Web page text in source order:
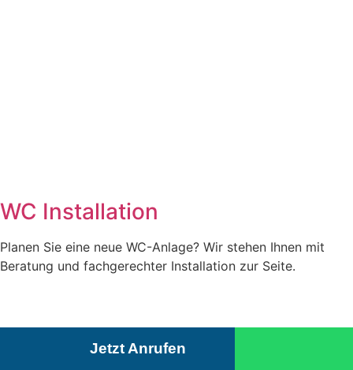
WC Installation
Planen Sie eine neue WC-Anlage? Wir stehen Ihnen mit
Beratung und fachgerechter Installation zur Seite.
Jetzt Anrufen